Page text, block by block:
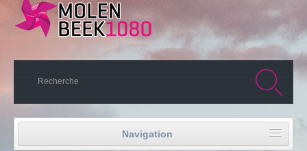
Navigation